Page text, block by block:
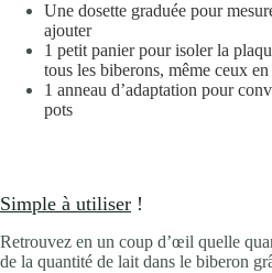
Une dosette graduée pour
ajouter
1 petit panier pour isoler la
tous les biberons, même ceux
1 anneau d’adaptation pour
pots
Simple à utiliser !
Retrouvez en un coup d’œil quelle
de la quantité de lait dans le biberon